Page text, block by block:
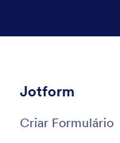
Jotform
Criar Formulário